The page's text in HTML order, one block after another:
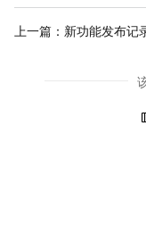
上一篇： 新功能发布记